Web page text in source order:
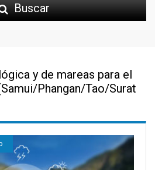
Buscar
y de mareas para el
Phangan/Tao/Surat